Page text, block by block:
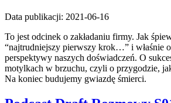
Data publikacji: 2021-06-16
To jest odcinek o zakładaniu firmy. Jak
“najtrudniejszy pierwszy krok…” i właśnie
perspektywy naszych doświadczeń. O
motylkach w brzuchu, czyli o przygodzie,
Na koniec budujemy gwiazdę śmierci.